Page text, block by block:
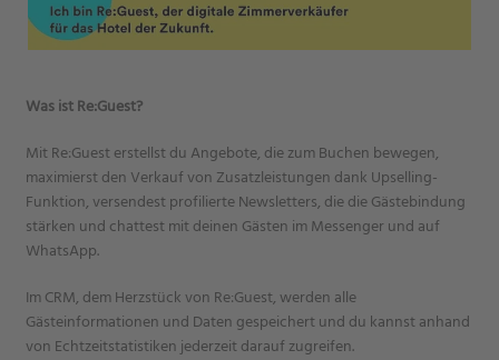
Was ist Re:Guest?
Mit Re:Guest erstellst du Angebote, die zum Buchen bewegen,
maximierst den Verkauf von Zusatzleistungen dank Upselling-
Funktion, versendest profilierte Newsletters, die die Gästebindung
stärken und chattest mit deinen Gästen im Messenger und auf
WhatsApp.
Im CRM, dem Herzstück von Re:Guest, werden alle
Gästeinformationen und Daten gespeichert und du kannst anhand
von Echtzeitstatistiken jederzeit darauf zugreifen.